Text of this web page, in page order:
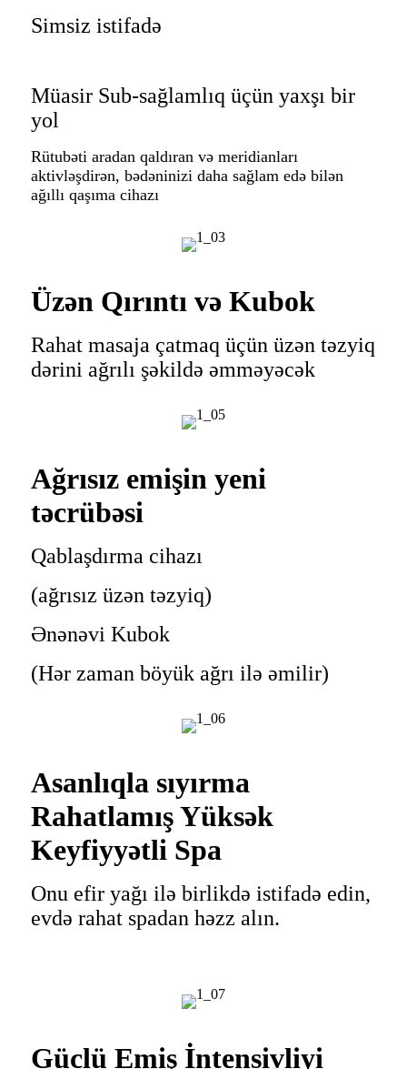
Simsiz istifadə
Müasir Sub-sağlamlıq üçün yaxşı bir
yol
Rütubəti aradan qaldıran və meridianları
aktivləşdirən, bədəninizi daha sağlam edə bilən
ağıllı qaşıma cihazı
Üzən Qırıntı və Kubok
Rahat masaja çatmaq üçün üzən təzyiq
dərini ağrılı şəkildə əmməyəcək
Ağrısız emişin yeni
təcrübəsi
Qablaşdırma cihazı
(ağrısız üzən təzyiq)
Ənənəvi Kubok
(Hər zaman böyük ağrı ilə əmilir)
Asanlıqla sıyırma
Rahatlamış Yüksək
Keyfiyyətli Spa
Onu efir yağı ilə birlikdə istifadə edin,
evdə rahat spadan həzz alın.
Güclü Emiş İntensivliyi